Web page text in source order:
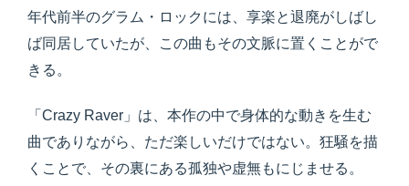
年代前半のグラム・ロックには、享楽と退廃がしばし
ば同居していたが、この曲もその文脈に置くことがで
きる。
「Crazy Raver」は、本作の中で身体的な動きを生む
曲でありながら、ただ楽しいだけではない。狂騒を描
くことで、その裏にある孤独や虚無もにじませる。